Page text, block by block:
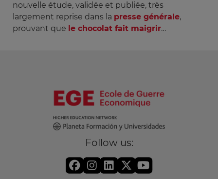
nouvelle étude, validée et publiée, très
largement reprise dans la presse générale,
prouvant que le chocolat fait maigrir…
Follow us: